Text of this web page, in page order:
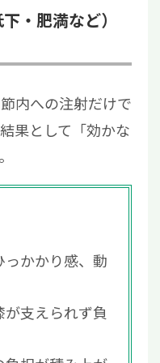
・肥満など）
内への注射だけで
果として「効かな
かかり感、動
支えられず負